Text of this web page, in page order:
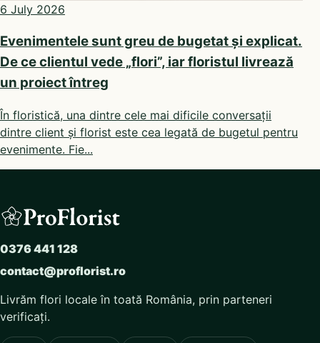
6 July 2026
Evenimentele sunt greu de bugetat și explicat.
De ce clientul vede „flori”, iar floristul livrează
un proiect întreg
În floristică, una dintre cele mai dificile conversații
dintre client și florist este cea legată de bugetul pentru
evenimente. Fie...
0376 441 128
contact@proflorist.ro
Livrăm flori locale în toată România, prin parteneri
verificați.